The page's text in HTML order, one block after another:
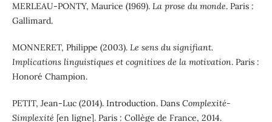
MERLEAU-PONTY, Maurice (1969). La prose du monde. Paris :
Gallimard.
MONNERET, Philippe (2003). Le sens du signifiant.
Implications linguistiques et cognitives de la motivation. Paris :
Honoré Champion.
PETIT, Jean-Luc (2014). Introduction. Dans Complexité-
Simplexité [en ligne]. Paris : Collège de France, 2014.